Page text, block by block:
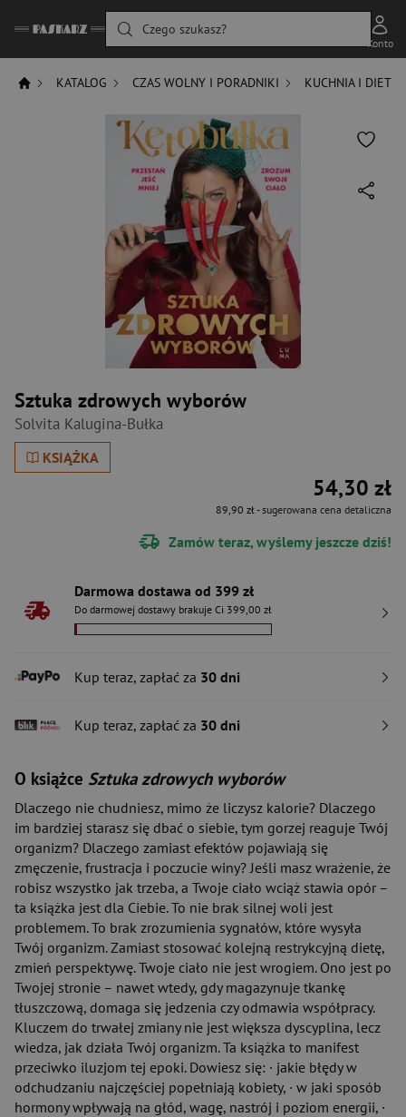
Czego szukasz?
Konto
KATALOG CZAS WOLNY I PORADNIKI KUCHNIA I DIETY
Sztuka zdrowych wyborów
Solvita Kalugina-Bułka
KSIĄŻKA
54,30 zł
89,90 zł- sugerowana cena detaliczna
Zamów teraz, wyślemy jeszcze dziś!
Darmowa dostawa od 399 zł
Do darmowej dostawy brakuje Ci 399,00 zł
Kup teraz, zapłać za 30 dni
Kup teraz, zapłać za 30 dni
O książce Sztuka zdrowych wyborów
Dlaczego nie chudniesz, mimo że liczysz kalorie? Dlaczego
im bardziej starasz się dbać o siebie, tym gorzej reaguje Twój
organizm? Dlaczego zamiast efektów pojawiają się
zmęczenie, frustracja i poczucie winy? Jeśli masz wrażenie, że
robisz wszystko jak trzeba, a Twoje ciało wciąż stawia opór –
ta książka jest dla Ciebie. To nie brak silnej woli jest
problemem. To brak zrozumienia sygnałów, które wysyła
Twój organizm. Zamiast stosować kolejną restrykcyjną dietę,
zmień perspektywę. Twoje ciało nie jest wrogiem. Ono jest po
Twojej stronie – nawet wtedy, gdy magazynuje tkankę
tłuszczową, domaga się jedzenia czy odmawia współpracy.
Kluczem do trwałej zmiany nie jest większa dyscyplina, lecz
wiedza, jak działa Twój organizm. Ta książka to manifest
przeciwko iluzjom tej epoki. Dowiesz się: · jakie błędy w
odchudzaniu najczęściej popełniają kobiety, · w jaki sposób
hormony wpływają na głód, wagę, nastrój i poziom energii, ·